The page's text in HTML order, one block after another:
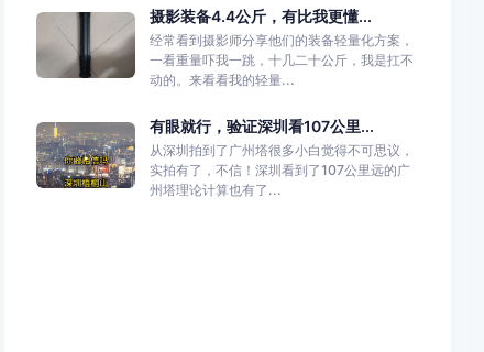
摄影装备4.4公斤，有比我更懂...
经常看到摄影师分享他们的装备轻量化方案，
一看重量吓我一跳，十几二十公斤，我是扛不
动的。来看看我的轻量...
有眼就行，验证深圳看107公里...
从深圳拍到了广州塔很多小白觉得不可思议，
实拍有了，不信！深圳看到了107公里远的广
州塔理论计算也有了...